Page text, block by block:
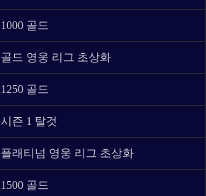
1000 골드
골드 영웅 리그 초상화
1250 골드
시즌 1 탈것
플래티넘 영웅 리그 초상화
1500 골드